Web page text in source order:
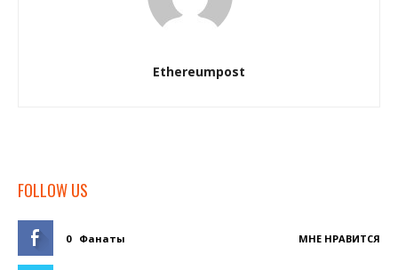
Ethereumpost
FOLLOW US
0 Фанаты МНЕ НРАВИТСЯ